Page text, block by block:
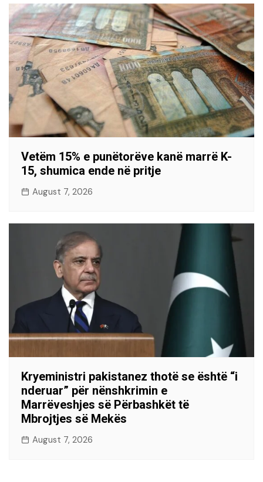
Vetëm 15% e punëtorëve kanë marrë K-
15, shumica ende në pritje
August 7, 2026
Kryeministri pakistanez thotë se është “i
nderuar” për nënshkrimin e
Marrëveshjes së Përbashkët të
Mbrojtjes së Mekës
August 7, 2026